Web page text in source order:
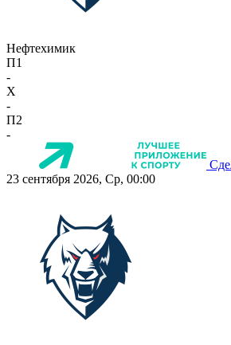
Нефтехимик
П1
-
X
-
П2
-
23 сентября 2026, Ср, 00:00